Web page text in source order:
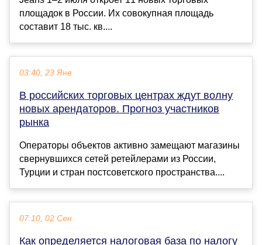
площадок в России. Их совокупная площадь
составит 18 тыс. кв....
03:40, 23 Янв
В российских торговых центрах ждут волну
новых арендаторов. Прогноз участников
рынка
Операторы объектов активно замещают магазины
свернувшихся сетей ретейлерами из России,
Турции и стран постсоветского пространства....
07:10, 02 Сен
Как определяется налоговая база по налогу